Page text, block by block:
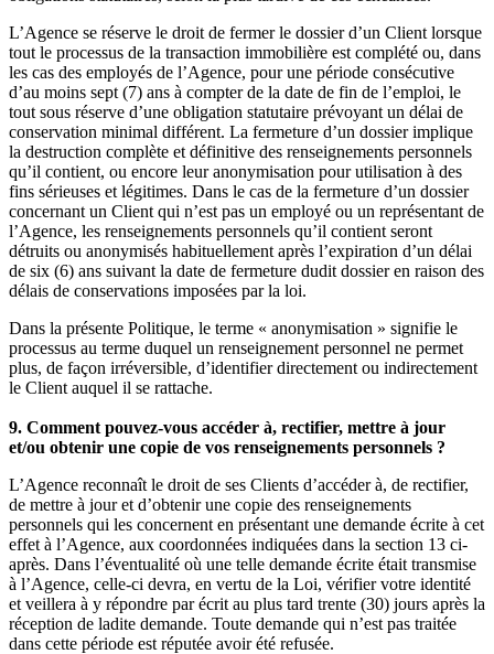
L’Agence se réserve le droit de fermer le dossier d’un Client lorsque
tout le processus de la transaction immobilière est complété ou, dans
les cas des employés de l’Agence, pour une période consécutive
d’au moins sept (7) ans à compter de la date de fin de l’emploi, le
tout sous réserve d’une obligation statutaire prévoyant un délai de
conservation minimal différent. La fermeture d’un dossier implique
la destruction complète et définitive des renseignements personnels
qu’il contient, ou encore leur anonymisation pour utilisation à des
fins sérieuses et légitimes. Dans le cas de la fermeture d’un dossier
concernant un Client qui n’est pas un employé ou un représentant de
l’Agence, les renseignements personnels qu’il contient seront
détruits ou anonymisés habituellement après l’expiration d’un délai
de six (6) ans suivant la date de fermeture dudit dossier en raison des
délais de conservations imposées par la loi.
Dans la présente Politique, le terme « anonymisation » signifie le
processus au terme duquel un renseignement personnel ne permet
plus, de façon irréversible, d’identifier directement ou indirectement
le Client auquel il se rattache.
9. Comment pouvez-vous accéder à, rectifier, mettre à jour
et/ou obtenir une copie de vos renseignements personnels ?
L’Agence reconnaît le droit de ses Clients d’accéder à, de rectifier,
de mettre à jour et d’obtenir une copie des renseignements
personnels qui les concernent en présentant une demande écrite à cet
effet à l’Agence, aux coordonnées indiquées dans la section 13 ci-
après. Dans l’éventualité où une telle demande écrite était transmise
à l’Agence, celle-ci devra, en vertu de la Loi, vérifier votre identité
et veillera à y répondre par écrit au plus tard trente (30) jours après la
réception de ladite demande. Toute demande qui n’est pas traitée
dans cette période est réputée avoir été refusée.